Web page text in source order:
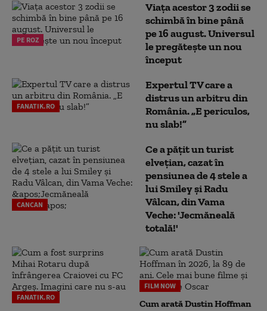
PE ROZ
Viața acestor 3 zodii se
schimbă în bine până
pe 16 august. Universul
le pregătește un nou
început
FANATIK.RO
Expertul TV care a
distrus un arbitru din
România. „E periculos,
nu slab!”
CANCAN
Ce a pățit un turist
elvețian, cazat în
pensiunea de 4 stele a
lui Smiley și Radu
Vâlcan, din Vama
Veche: 'Jecmăneală
totală!'
FANATIK.RO
FILM NOW
Cum arată Dustin Hoffman